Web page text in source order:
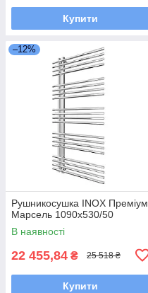
Купити
–12%
Рушникосушка INOX Преміум
Марсель 1090х530/50
В наявності
22 455,84 ₴ 25 518 ₴
Купити